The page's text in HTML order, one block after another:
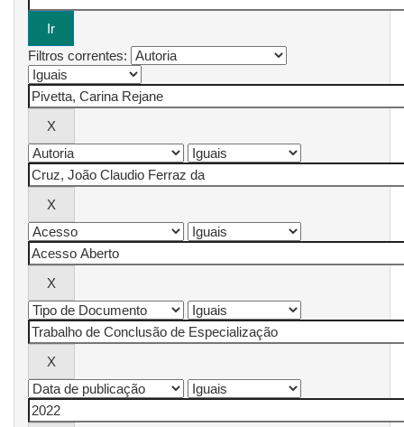
Filtros correntes: